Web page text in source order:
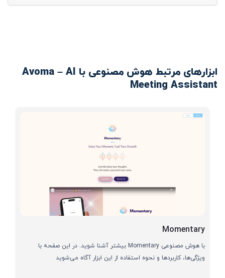
ابزارهای مرتبط هوش مصنوعی با Avoma – AI
Meeting Assistant
Momentary
با هوش مصنوعی Momentary بیشتر آشنا شوید. در این صفحه با
ویژگی‌ها، کاربردها و نحوه استفاده از این ابزار آگاه می‌شوید